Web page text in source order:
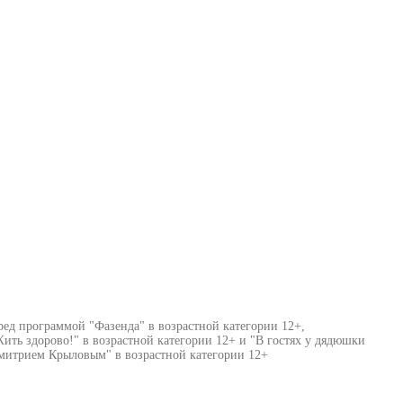
программой "Фазенда" в возрастной категории 12+,
здорово!" в возрастной категории 12+ и "В гостях у дядюшки
Крыловым" в возрастной категории 12+